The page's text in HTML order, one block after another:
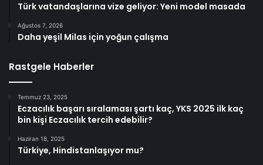
Türk vatandaşlarına vize geliyor: Yeni model masada
Ağustos 7, 2026
Daha yeşil Milas için yoğun çalışma
Rastgele Haberler
Temmuz 23, 2025
Eczacılık başarı sıralaması şartı kaç, YKS 2025 ilk kaç
bin kişi Eczacılık tercih edebilir?
Haziran 18, 2025
Türkiye, Hindistanlaşıyor mu?